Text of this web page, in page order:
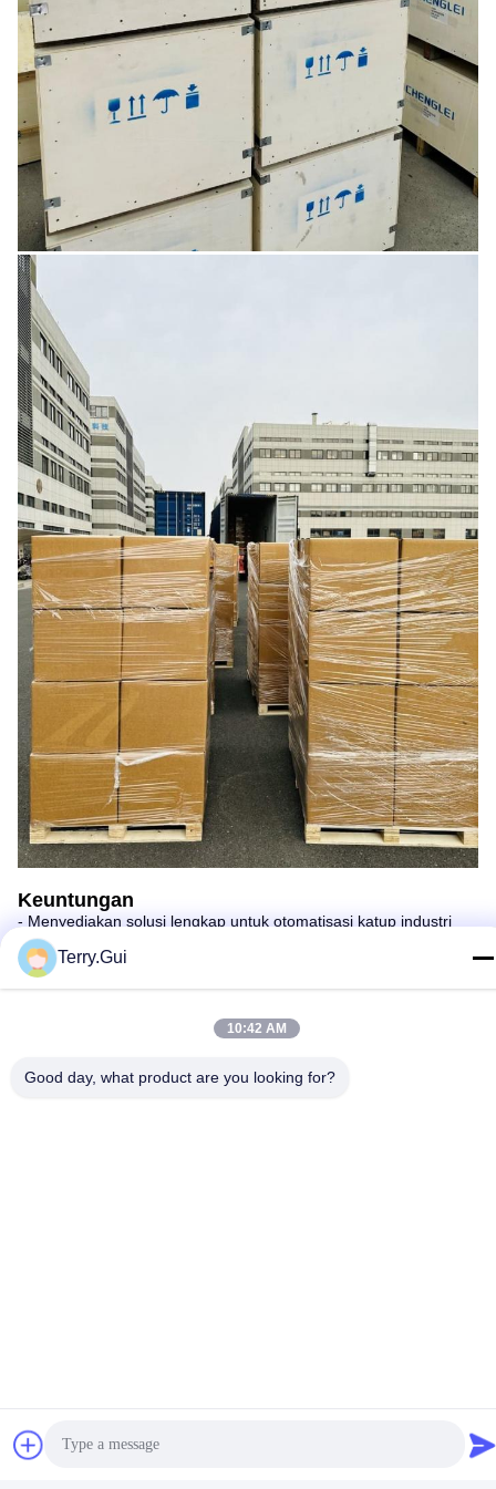
Keuntungan
- Menyediakan solusi lengkap untuk otomatisasi katup industri
- Spesialisasi dan inovasi
- Seorang anggota industri yang tak tergantikan
- Kinerja dan Keamanan
-Kualitas dan Keandalan
-Pemasangan dan Pemanfaatan
Terry.Gui
10:42 AM
Good day, what product are you looking for?